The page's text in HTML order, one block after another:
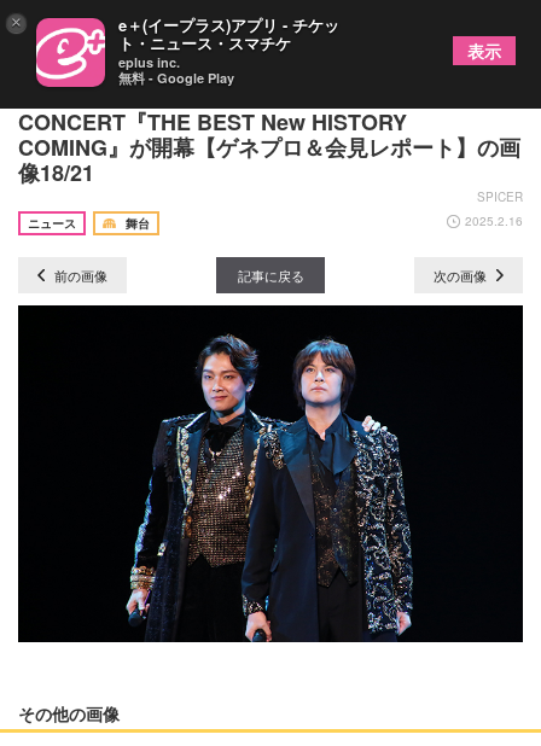
53作品の楽曲を豪華キャストが披露 帝国劇場
CONCERT『THE BEST New HISTORY
COMING』が開幕【ゲネプロ＆会見レポート】の画
像18/21
SPICER
ニュース
舞台 2025.2.16
前の画像 記事に戻る 次の画像
その他の画像
× e＋(イープラス)アプリ - チケッ
ト・ニュース・スマチケ
eplus inc.
無料 - Google Play
表示